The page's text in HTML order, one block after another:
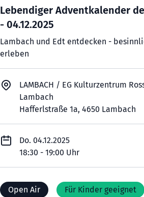
Lebendiger Adventkalender
- 04.12.2025
Lambach und Edt entdecken -
erleben
LAMBACH / EG Kulturzentrum
Lambach
Hafferlstraße 1a, 4650 Lambach
Do. 04.12.2025
18:30 - 19:00 Uhr
Open Air Für Kinder geeignet